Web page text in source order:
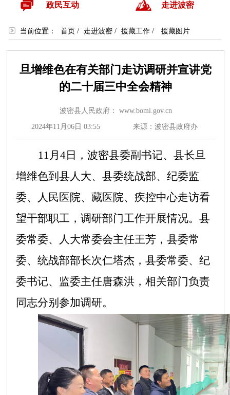
政民互动 走进波密
当前位置： 首页 / 走进波密 / 援藏工作 / 援藏图片
旦增维色在有关部门走访调研并宣讲党
的二十届三中全会精神
波密县人民政府： www.bomi.gov.cn
2024年11月06日 03:55 来源：波密县政府办
11月 4日，波密县委副书记、县长旦
增维色到县人大、县委统战部、纪委监
委、人民医院、藏医院、疾控中心走访看
望干部职工，调研部门工作开展情况。县
委常委、人大常委会主任王芳，县委常
委、统战部部长次仁塔杰，县委常委、纪
委书记、监委主任唐森洪，相关部门负责
同志分别参加调研。